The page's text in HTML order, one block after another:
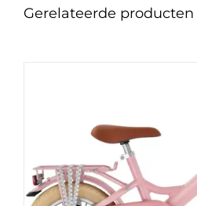
Gerelateerde producten